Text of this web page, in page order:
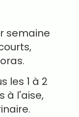
semaine
les 1 à 2
à l'aise,